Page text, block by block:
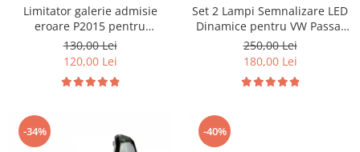
Limitator galerie admisie
eroare P2015 pentru
Volkswagen Audi
130,00 Lei
120,00 Lei
Set 2 Lampi Semnalizare LED
Dinamice pentru VW Passat
B8
250,00 Lei
180,00 Lei
-34% -40%